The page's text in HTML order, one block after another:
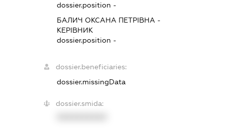
dossier.position -
БАЛИЧ ОКСАНА ПЕТРІВНА -
КЕРІВНИК
dossier.position -
dossier.beneficiaries:
dossier.missingData
dossier.smida: